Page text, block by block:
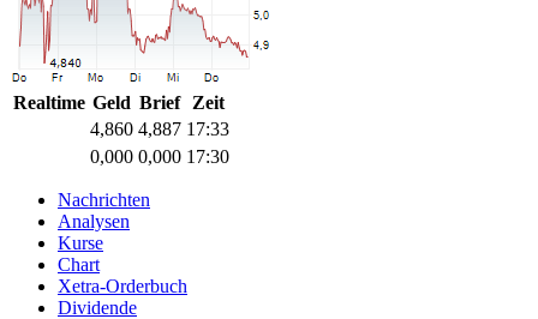
Realtime Geld Brief
Zeit
4,860 4,887 17:33
0,000 0,000 17:30
Nachrichten
Analysen
Kurse
Chart
Xetra-Orderbuch
Dividende